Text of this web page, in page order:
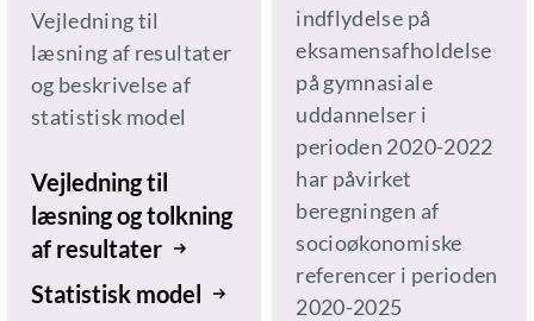
Vejledning til
læsning af resultater
og beskrivelse af
statistisk model
Vejledning til
læsning og tolkning
af resultater
Statistisk model
indflydelse på
eksamensafholdelse
på gymnasiale
uddannelser i
perioden 2020-2022
har påvirket
beregningen af
socioøkonomiske
referencer i perioden
2020-2025